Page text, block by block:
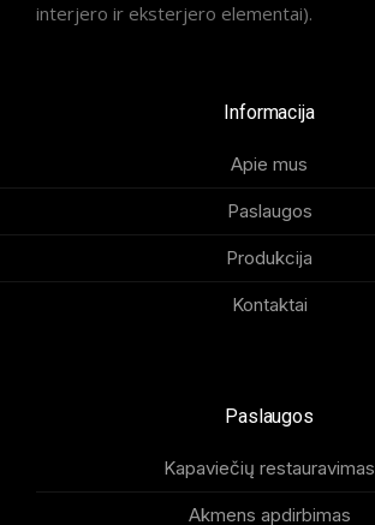
interjero ir eksterjero elementai).
Informacija
Apie mus
Paslaugos
Produkcija
Kontaktai
Paslaugos
Kapaviečių restauravimas
Akmens apdirbimas